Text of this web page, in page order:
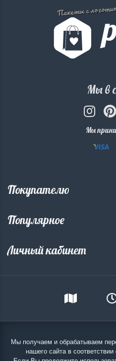
Пакеты с
Мы в
Мы
Покупателю
Популярное
Личный кабинет
Мы получаем и обрабатываем
нашего сайта в соответствии